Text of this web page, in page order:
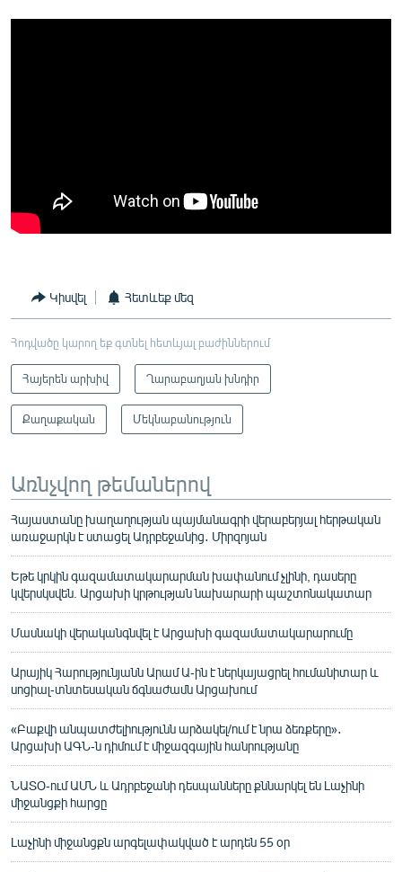
Կիսվել Հետևեք մեզ
Հոդվածը կարող եք գտնել հետևյալ բաժիններում
Հայերեն արխիվ Ղարաբաղյան խնդիր
Քաղաքական Մեկնաբանություն
Առնչվող թեմաներով
Հայաստանը խաղաղության պայմանագրի վերաբերյալ հերթական
առաջարկն է ստացել Ադրբեջանից․ Միրզոյան
Եթե կրկին գազամատակարարման խափանում չլինի, դասերը
կվերսկսվեն. Արցախի կրթության նախարարի պաշտոնակատար
Մասնակի վերականգնվել է Արցախի գազամատակարարումը
Արայիկ Հարությունյանն Արամ Ա-ին է ներկայացրել հումանիտար և
սոցիալ-տնտեսական ճգնաժամն Արցախում
«Բաքվի անպատժելիությունն արձակել/ում է նրա ձեռքերը»․
Արցախի ԱԳՆ-ն դիմում է միջազգային հանրությանը
ՆԱՏՕ-ում ԱՄՆ և Ադրբեջանի դեսպանները քննարկել են Լաչինի
միջանցքի հարցը
Լաչինի միջանցքն արգելափակված է արդեն 55 օր